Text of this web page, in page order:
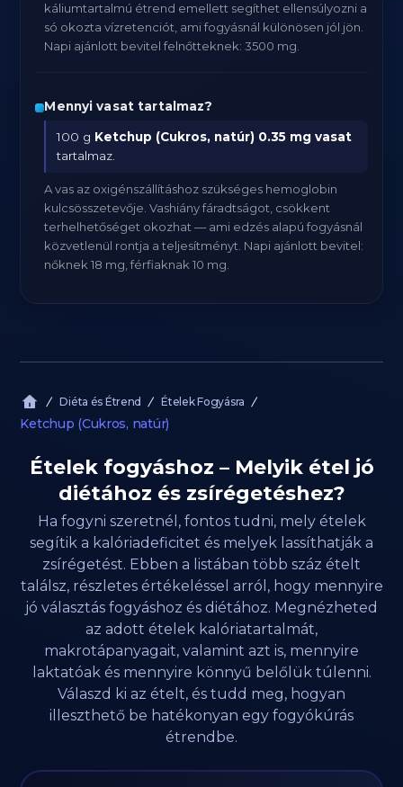
káliumtartalmú étrend emellett segíthet ellensúlyozni a
só okozta vízretenciót, ami fogyásnál különösen jól jön.
Napi ajánlott bevitel felnőtteknek: 3500 mg.
Mennyi vasat tartalmaz?
100 g Ketchup (Cukros, natúr) 0.35 mg vasat
tartalmaz.
A vas az oxigénszállításhoz szükséges hemoglobin
kulcsösszetevője. Vashiány fáradtságot, csökkent
terhelhetőséget okozhat — ami edzés alapú fogyásnál
közvetlenül rontja a teljesítményt. Napi ajánlott bevitel:
nőknek 18 mg, férfiaknak 10 mg.
Diéta és Étrend Ételek Fogyásra
Ketchup (Cukros, natúr)
Ételek fogyáshoz – Melyik étel jó
diétához és zsírégetéshez?
Ha fogyni szeretnél, fontos tudni, mely ételek
segítik a kalóriadeficitet és melyek lassíthatják a
zsírégetést. Ebben a listában több száz ételt
találsz, részletes értékeléssel arról, hogy mennyire
jó választás fogyáshoz és diétához. Megnézheted
az adott ételek kalóriatartalmát,
makrotápanyagait, valamint azt is, mennyire
laktatóak és mennyire könnyű belőlük túlenni.
Válaszd ki az ételt, és tudd meg, hogyan
illeszthető be hatékonyan egy fogyókúrás
étrendbe.